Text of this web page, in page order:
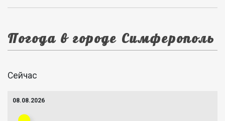
Погода в городе Симферополь
Сейчас
08.08.2026